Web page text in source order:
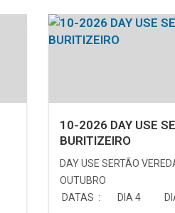
10-2026 DAY USE
BURITIZEIRO
DAY USE SERTÃO
OUTUBRO
DATAS : DIA 4